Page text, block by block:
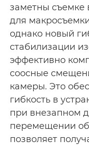
заметны
для
однако новый
стабилизации
эффективно
соосные
камеры. Это
гибкость в
при внезапном
перемещении
позволяет